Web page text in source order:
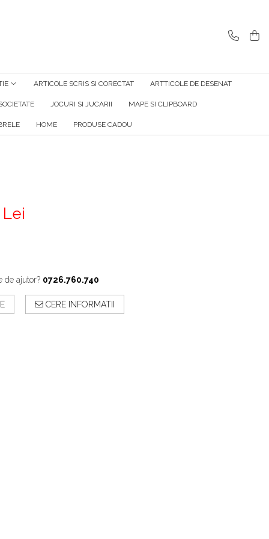
ARTICOLE SCRIS SI CORECTAT ARTTICOLE DE DESENAT
JOCURI SI JUCARII MAPE SI CLIPBOARD
HOME PRODUSE CADOU
Lei
de ajutor? 0726.760.740
CERE INFORMATII